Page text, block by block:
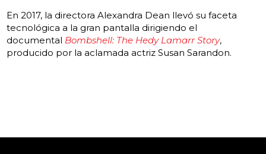
En 2017, la directora Alexandra Dean llevó su faceta
tecnológica a la gran pantalla dirigiendo el
documental Bombshell: The Hedy Lamarr Story,
producido por la aclamada actriz Susan Sarandon.